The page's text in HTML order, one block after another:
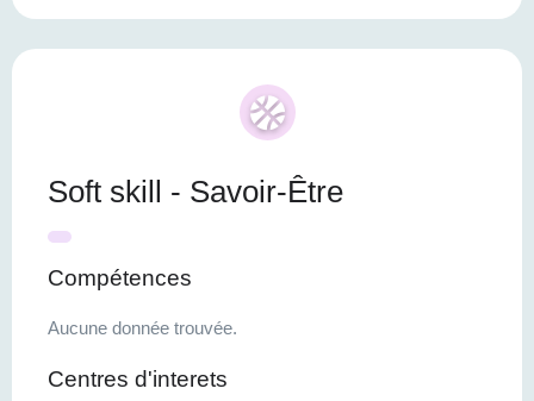
Soft skill - Savoir-Être
Compétences
Aucune donnée trouvée.
Centres d'interets